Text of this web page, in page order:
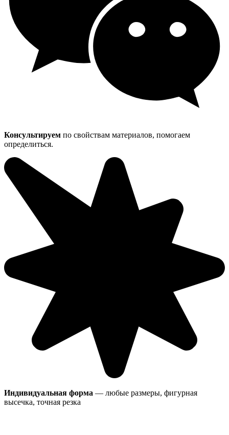
Консультируем по свойствам материалов, помогаем
определиться.
Индивидуальная форма — любые размеры, фигурная
высечка, точная резка